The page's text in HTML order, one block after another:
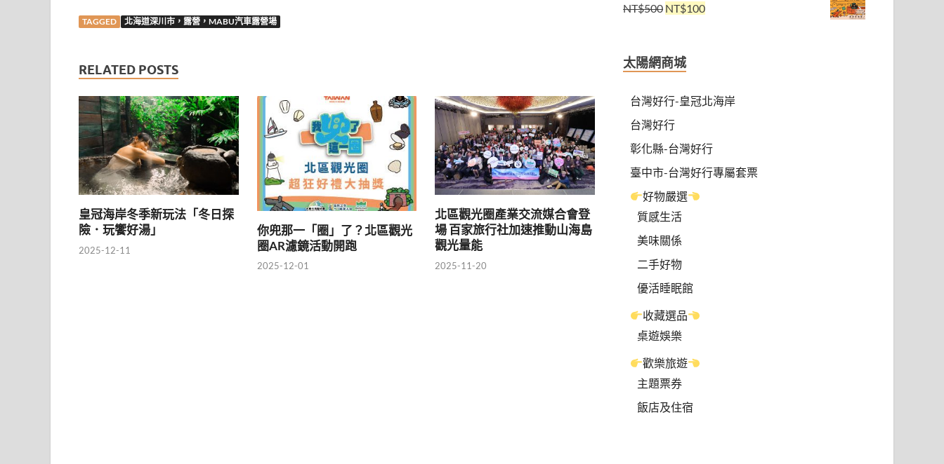
TAGGED 北海道深川市，露營，MABU汽車露營場
RELATED POSTS
皇冠海岸冬季新玩法「冬日探
險．玩饗好湯」
2025-12-11
你兜那一「圈」了？北區觀光
圈AR濾鏡活動開跑
2025-12-01
北區觀光圈產業交流媒合會登
場 百家旅行社加速推動山海島
觀光量能
2025-11-20
NT$500 NT$100
太陽網商城
台灣好行-皇冠北海岸
台灣好行
彰化縣-台灣好行
臺中市-台灣好行專屬套票
好物嚴選
質感生活
美味關係
二手好物
優活睡眠館
收藏選品
桌遊娛樂
歡樂旅遊
主題票券
飯店及住宿